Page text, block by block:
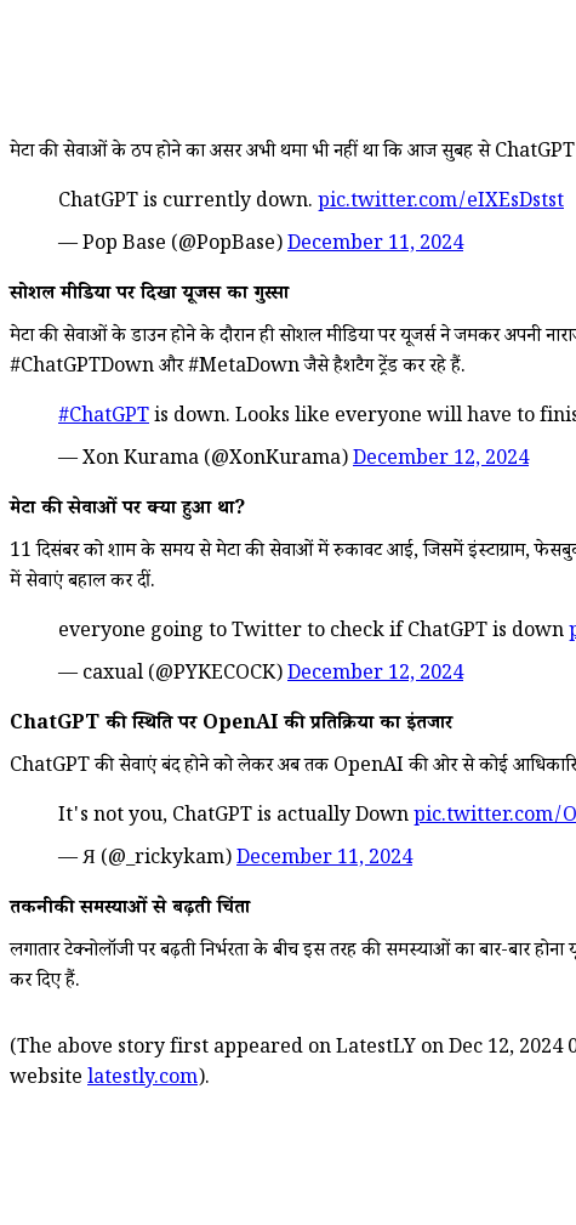
मेटा की सेवाओं के ठप होने का असर अभी थमा भी नहीं था कि आज सुबह से
ChatGPT is currently down. pic.twitter.com/eIXEsDstst
— Pop Base (@PopBase)December 11, 2024
सोशल मीडिया पर दिखा यूजर्स का गुस्सा
मेटा की सेवाओं के डाउन होने के दौरान ही सोशल मीडिया पर यूजर्स ने जमकर अपनी
#ChatGPTDown और #MetaDown जैसे हैशटैग ट्रेंड कर रहे हैं.
#ChatGPTis down. Looks like everyone will have to
— Xon Kurama (@XonKurama)December 12, 2024
मेटा की सेवाओं पर क्या हुआ था?
11 दिसंबर को शाम के समय से मेटा की सेवाओं में रुकावट आई, जिसमें इंस्टाग्राम,
में सेवाएं बहाल कर दीं.
everyone going to Twitter to check if ChatGPT is down
— caxual (@PYKECOCK)December 12, 2024
ChatGPT की स्थिति पर OpenAI की प्रतिक्रिया का इंतजार
ChatGPT की सेवाएं बंद होने को लेकर अब तक OpenAI की ओर से कोई आधिकारिक
It's not you, ChatGPT is actually Downpic.twitter.com/
— Я (@_rickykam)December 11, 2024
तकनीकी समस्याओं से बढ़ती चिंता
लगातार टेक्नोलॉजी पर बढ़ती निर्भरता के बीच इस तरह की समस्याओं का बार-बार
कर दिए हैं.
(The above story first appeared on LatestLY on Dec 12,
website latestly.com).